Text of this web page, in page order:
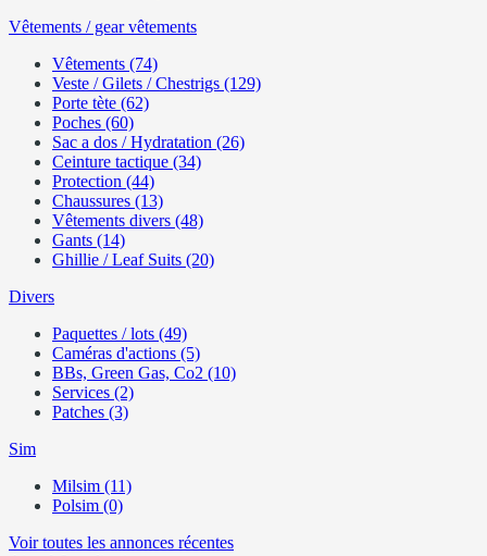
Vêtements / gear vêtements
Vêtements (74)
Veste / Gilets / Chestrigs (129)
Porte tète (62)
Poches (60)
Sac a dos / Hydratation (26)
Ceinture tactique (34)
Protection (44)
Chaussures (13)
Vêtements divers (48)
Gants (14)
Ghillie / Leaf Suits (20)
Divers
Paquettes / lots (49)
Caméras d'actions (5)
BBs, Green Gas, Co2 (10)
Services (2)
Patches (3)
Sim
Milsim (11)
Polsim (0)
Voir toutes les annonces récentes